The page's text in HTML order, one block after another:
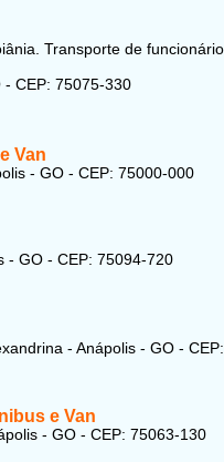
Transporte de
- CEP: 75075-330
Van
- GO - CEP: 75000-000
- GO - CEP: 75094-720
- Anápolis - GO - CEP:
e Van
- GO - CEP: 75063-130